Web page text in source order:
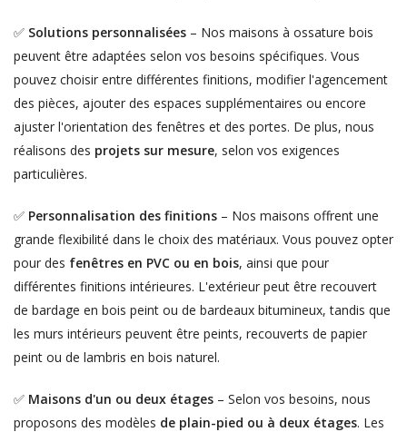
✅ Solutions personnalisées– Nos maisons à ossature bois
peuvent être adaptées selon vos besoins spécifiques. Vous
pouvez choisir entre différentes finitions, modifier l'agencement
des pièces, ajouter des espaces supplémentaires ou encore
ajuster l'orientation des fenêtres et des portes. De plus, nous
réalisons des projets sur mesure, selon vos exigences
particulières.
✅ Personnalisation des finitions– Nos maisons offrent une
grande flexibilité dans le choix des matériaux. Vous pouvez opter
pour des fenêtres en PVC ou en bois, ainsi que pour
différentes finitions intérieures. L'extérieur peut être recouvert
de bardage en bois peint ou de bardeaux bitumineux, tandis que
les murs intérieurs peuvent être peints, recouverts de papier
peint ou de lambris en bois naturel.
✅ Maisons d'un ou deux étages– Selon vos besoins, nous
proposons des modèles de plain-pied ou à deux étages. Les